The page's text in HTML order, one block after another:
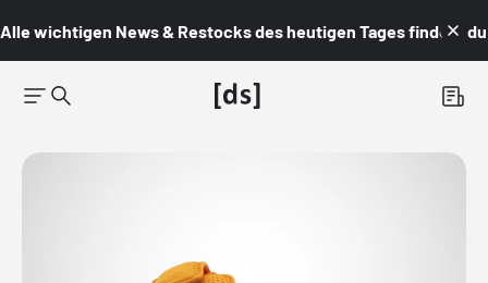
Alle wichtigen News & Restocks des heutigen Tages findest du